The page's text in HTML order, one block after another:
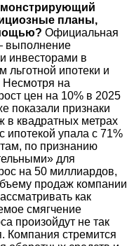
планы,
Официальная
выполнение
инвесторами в
льготной ипотеки и
Несмотря на
цен на 10% в 2025
показали признаки
в квадратных метрах
ипотекой упала с 71%
по признанию
для
на 50 миллиардов,
продаж компании
как
смягчение
произойдут не так
Компания стремится